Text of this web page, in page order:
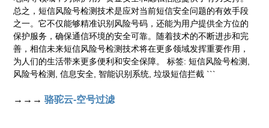
总之，短信风险号检测技术是应对当前短信安全问题的有效手段
之一。它不仅能够精准识别风险号码，还能为用户提供全方位的
保护服务，确保通信环境的安全可靠。随着技术的不断进步和完
善，相信未来短信风险号检测技术将在更多领域发挥重要作用，
为人们的生活带来更多便利和安全保障。 标签: 短信风险号检测,
风险号检测, 信息安全, 智能识别系统, 垃圾短信拦截 ```
→→→ 骆驼云-空号过滤